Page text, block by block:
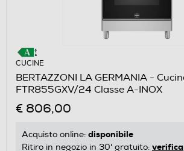
CUCINE
BERTAZZONI LA GERMANIA -
FTR855GXV/24 Classe A-INOX
€ 806,00
Acquisto online: disponibile
Ritiro in negozio in 30' gratuito: verifica